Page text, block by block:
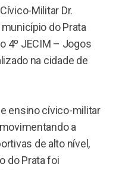
Militar Dr.
do Prata
4º JECIM – Jogos
na cidade de
ensino cívico-militar
a
de alto nível,
do Prata foi